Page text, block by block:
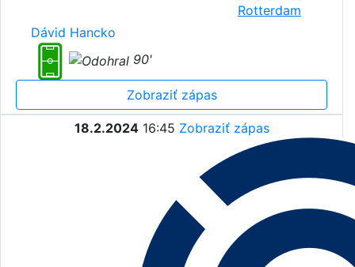
Rotterdam
Dávid Hancko
90'
Zobraziť zápas
18.2.2024 16:45 Zobraziť zápas